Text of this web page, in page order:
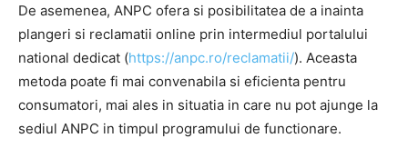
De asemenea, ANPC ofera si posibilitatea de a inainta
plangeri si reclamatii online prin intermediul portalului
national dedicat (https://anpc.ro/reclamatii/). Aceasta
metoda poate fi mai convenabila si eficienta pentru
consumatori, mai ales in situatia in care nu pot ajunge la
sediul ANPC in timpul programului de functionare.